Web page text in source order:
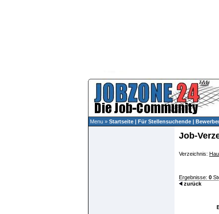
Menu » Startseite | Für Stellensuchende |
Job-
Verzeichnis:
Ergebnisse: 0
zurück